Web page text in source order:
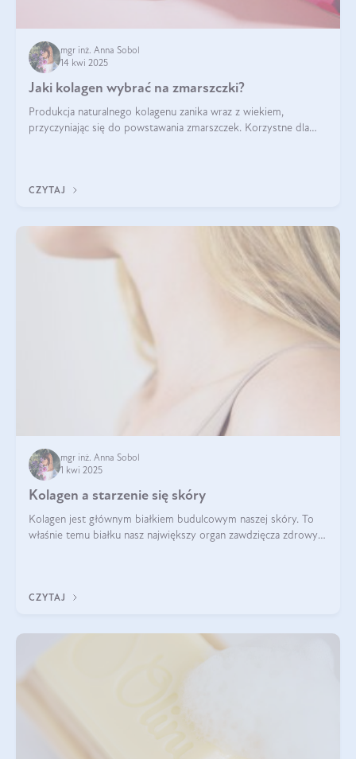
mgr inż. Anna Sobol
14 kwi 2025
Jaki kolagen wybrać na zmarszczki?
Produkcja naturalnego kolagenu zanika wraz z wiekiem,
przyczyniając się do powstawania zmarszczek. Korzystne dla
CZYTAJ
mgr inż. Anna Sobol
1 kwi 2025
Kolagen a starzenie się skóry
Kolagen jest głównym białkiem budulcowym naszej skóry. To
właśnie temu białku nasz największy organ zawdzięcza zdrowy
CZYTAJ